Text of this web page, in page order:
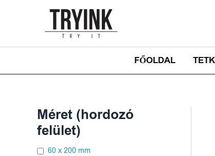
FŐOLDAL
Méret (hordozó
felület)
60 x 200 mm